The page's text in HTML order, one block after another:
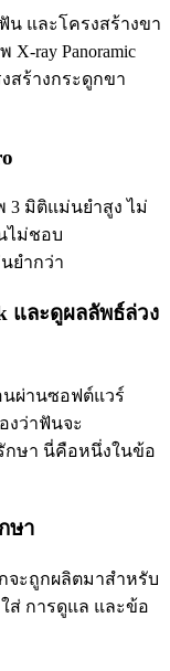
และโครงสร้างขา
ray Panoramic
งสร้างกระดูกขา
3 มิติแม่นยำสูง ไม่
ไม่ชอบ
ยำกว่า
และดูผลลัพธ์ล่วง
ผ่านซอฟต์แวร์
งว่าฟันจะ
กษา นี่คือหนึ่งในข้อ
ษา
จะถูกผลิตมาสำหรับ
ส่ การดูแล และข้อ